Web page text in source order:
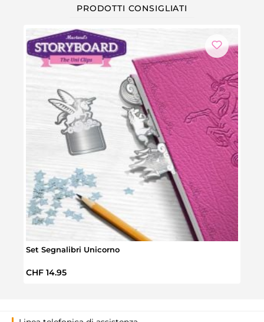
PRODOTTI CONSIGLIATI
Set Segnalibri Unicorno
Prezzo normale:
CHF 14.95